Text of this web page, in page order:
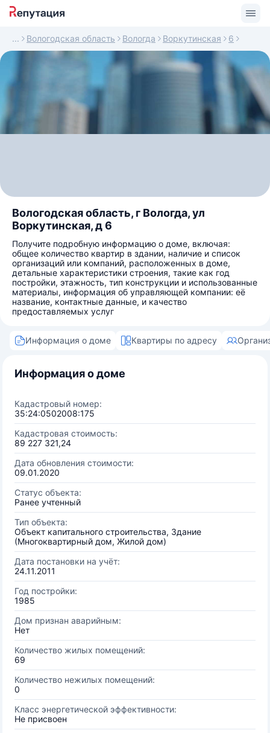
Вологодская область Вологда Воркутинская 6
Вологодская область, г Вологда, ул
Воркутинская, д 6
Получите подробную информацию о доме, включая:
общее количество квартир в здании, наличие и список
организаций или компаний, расположенных в доме,
детальные характеристики строения, такие как год
постройки, этажность, тип конструкции и использованные
материалы, информация об управляющей компании: её
название, контактные данные, и качество
предоставляемых услуг
Информация о доме Квартиры по адресу
Информация о доме
Кадастровый номер:
35:24:0502008:175
Кадастровая стоимость:
89 227 321,24
Дата обновления стоимости:
09.01.2020
Статус объекта:
Ранее учтенный
Тип объекта:
Объект капитального строительства, Здание
(Многоквартирный дом, Жилой дом)
Дата постановки на учёт:
24.11.2011
Год постройки:
1985
Дом признан аварийным:
Нет
Количество жилых помещений:
69
Количество нежилых помещений:
0
Класс энергетической эффективности:
Не присвоен